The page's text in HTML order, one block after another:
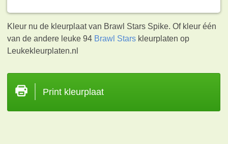
Kleur nu de kleurplaat van Brawl Stars Spike. Of kleur één
van de andere leuke 94 Brawl Stars kleurplaten op
Leukekleurplaten.nl
Print kleurplaat